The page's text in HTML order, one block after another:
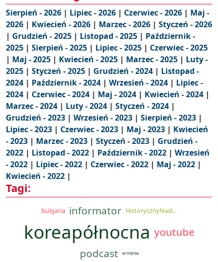
Sierpień - 2026 | Lipiec - 2026 | Czerwiec - 2026 | Maj -
2026 | Kwiecień - 2026 | Marzec - 2026 | Styczeń - 2026
| Grudzień - 2025 | Listopad - 2025 | Październik -
2025 | Sierpień - 2025 | Lipiec - 2025 | Czerwiec - 2025
| Maj - 2025 | Kwiecień - 2025 | Marzec - 2025 | Luty -
2025 | Styczeń - 2025 | Grudzień - 2024 | Listopad -
2024 | Październik - 2024 | Wrzesień - 2024 | Lipiec -
2024 | Czerwiec - 2024 | Maj - 2024 | Kwiecień - 2024 |
Marzec - 2024 | Luty - 2024 | Styczeń - 2024 |
Grudzień - 2023 | Wrzesień - 2023 | Sierpień - 2023 |
Lipiec - 2023 | Czerwiec - 2023 | Maj - 2023 | Kwiecień
- 2023 | Marzec - 2023 | Styczeń - 2023 | Grudzień -
2022 | Listopad - 2022 | Październik - 2022 | Wrzesień
- 2022 | Lipiec - 2022 | Czerwiec - 2022 | Maj - 2022 |
Kwiecień - 2022 |
Tagi:
bulgaria informator HistorycznyNasł...
koreapółnocna youtube
podcast
armenia